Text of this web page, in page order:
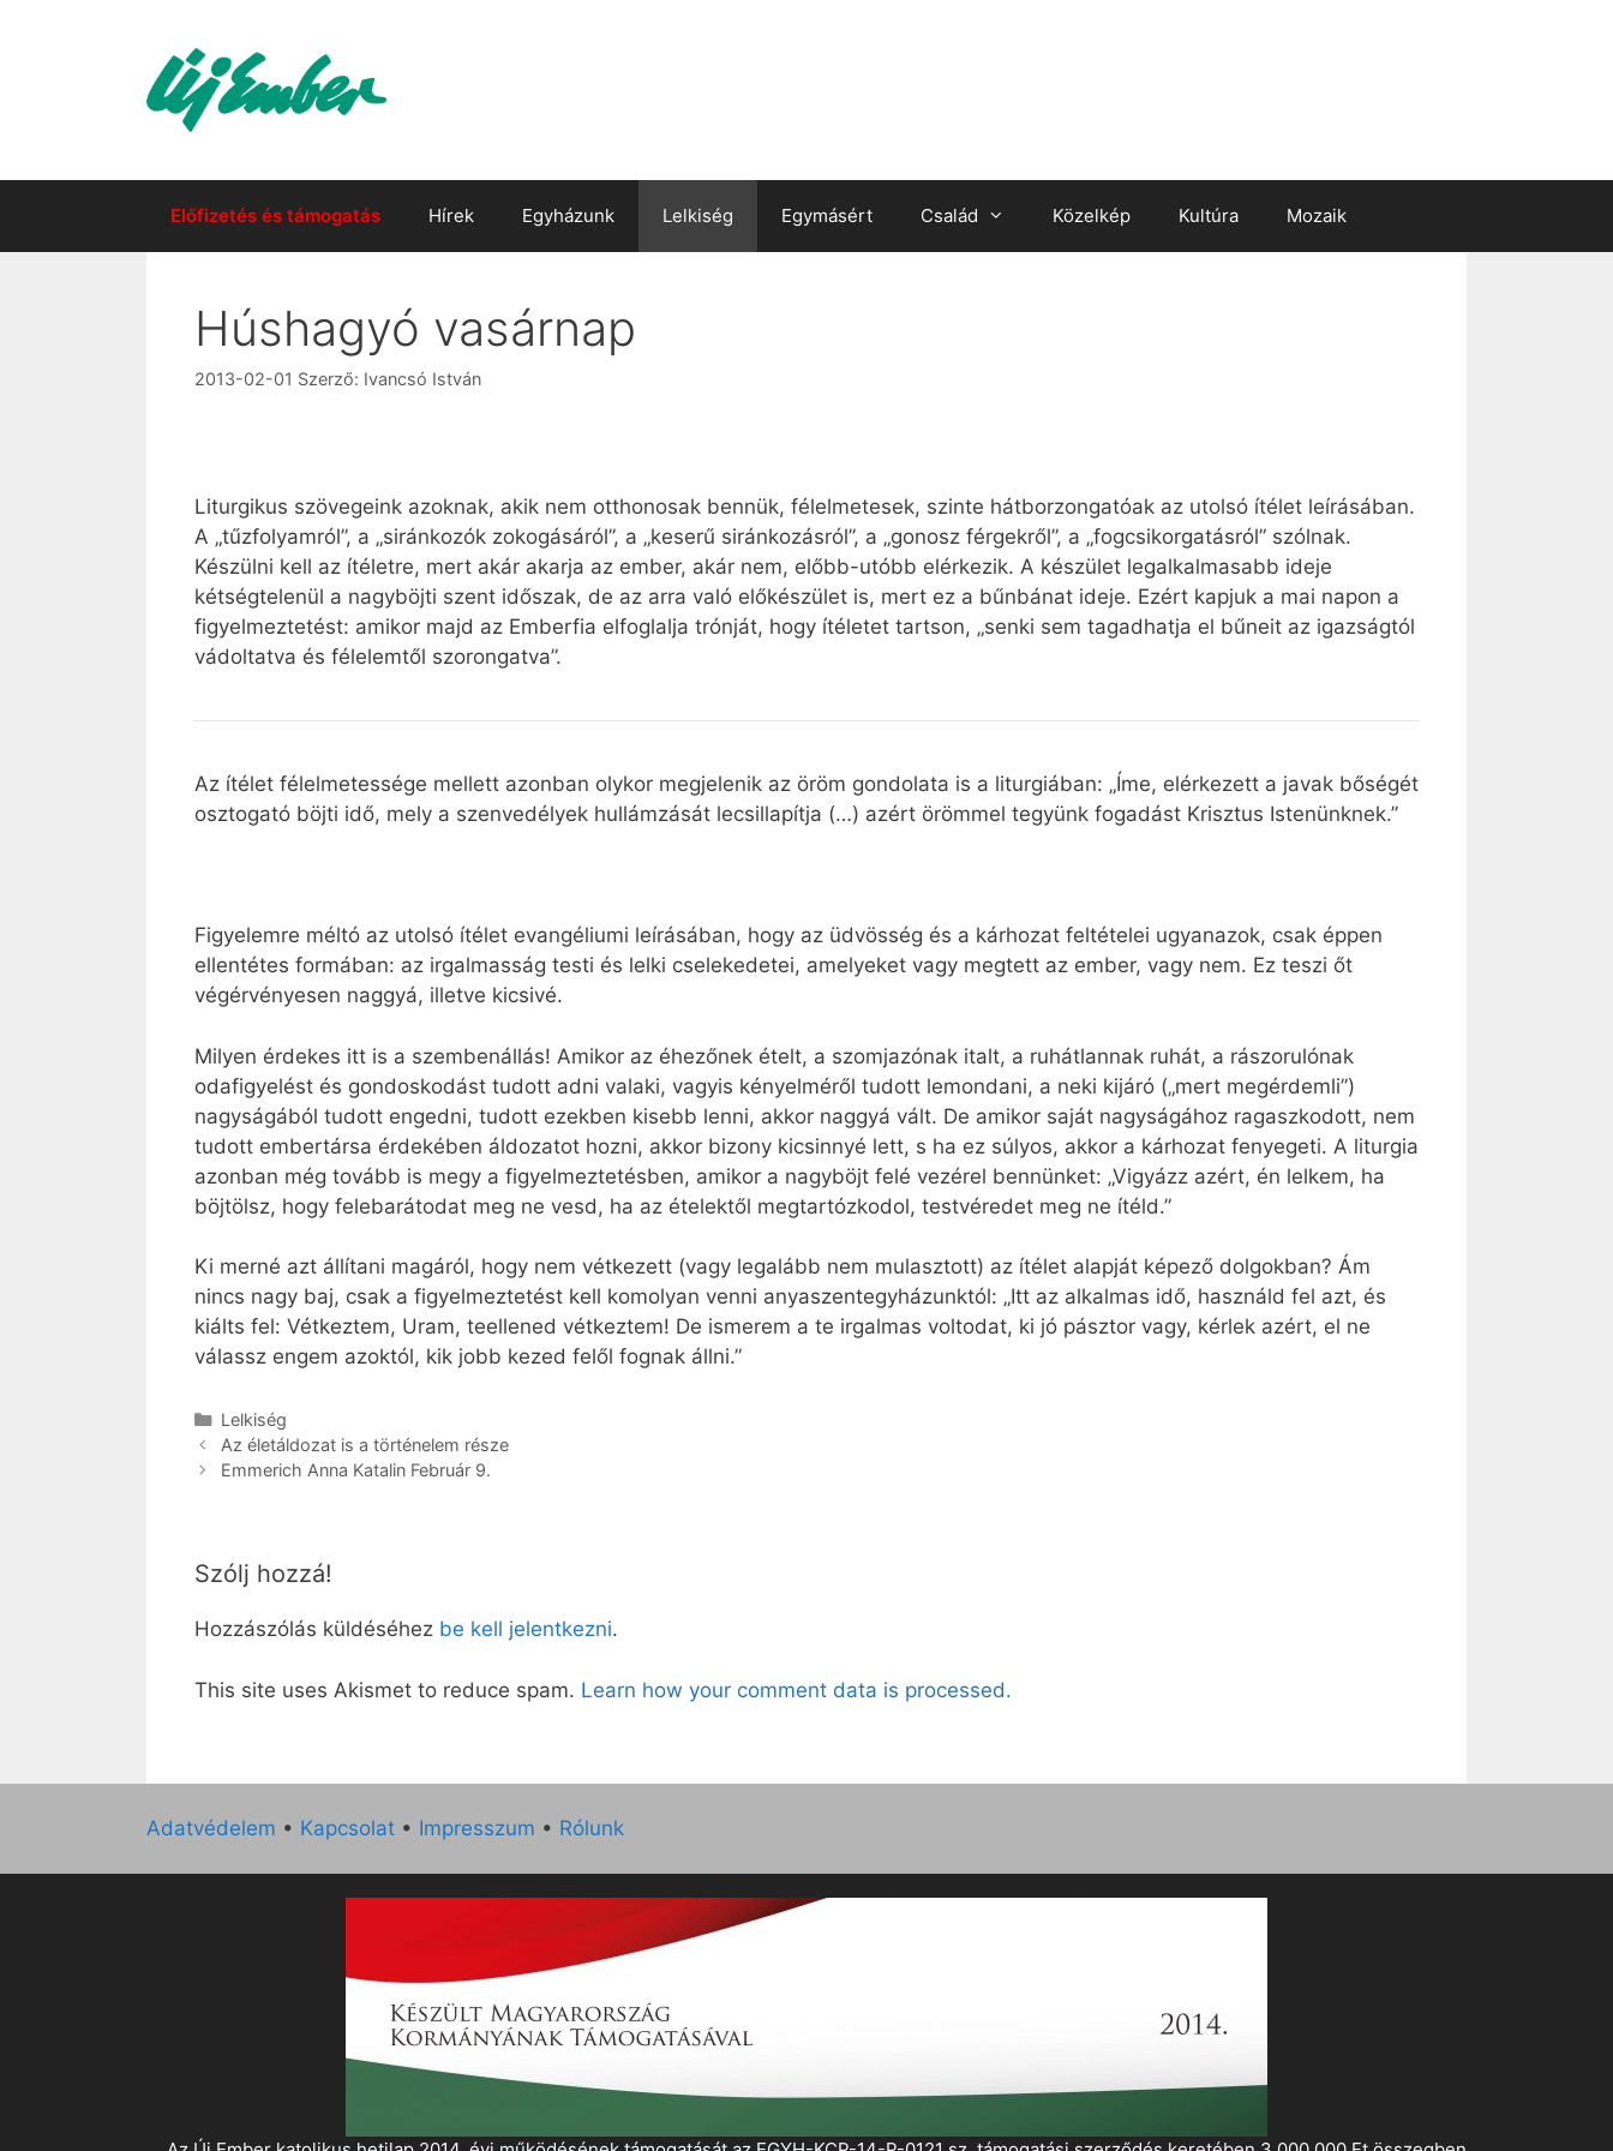
Előfizetés és támogatás Hírek Egyházunk Lelkiség Egymásért Család Közelkép Kultúra Mozaik
Húshagyó vasárnap
2013-02-01 Szerző: Ivancsó István
Liturgikus szövegeink azoknak, akik nem otthonosak bennük, félelmetesek, szinte hátborzongatóak az utolsó ítélet leírásában.
A „tűzfolyamról”, a „siránkozók zokogásáról”, a „keserű siránkozásról”, a „gonosz férgekről”, a „fogcsikorgatásról” szólnak.
Készülni kell az ítéletre, mert akár akarja az ember, akár nem, előbb-utóbb elérkezik. A készület legalkalmasabb ideje
kétségtelenül a nagyböjti szent időszak, de az arra való előkészület is, mert ez a bűnbánat ideje. Ezért kapjuk a mai napon a
figyelmeztetést: amikor majd az Emberfia elfoglalja trónját, hogy ítéletet tartson, „senki sem tagadhatja el bűneit az igazságtól
vádoltatva és félelemtől szorongatva”.
Az ítélet félelmetessége mellett azonban olykor megjelenik az öröm gondolata is a liturgiában: „Íme, elérkezett a javak bőségét
osztogató böjti idő, mely a szenvedélyek hullámzását lecsillapítja (…) azért örömmel tegyünk fogadást Krisztus Istenünknek.”
Figyelemre méltó az utolsó ítélet evangéliumi leírásában, hogy az üdvösség és a kárhozat feltételei ugyanazok, csak éppen
ellentétes formában: az irgalmasság testi és lelki cselekedetei, amelyeket vagy megtett az ember, vagy nem. Ez teszi őt
végérvényesen naggyá, illetve kicsivé.
Milyen érdekes itt is a szembenállás! Amikor az éhezőnek ételt, a szomjazónak italt, a ruhátlannak ruhát, a rászorulónak
odafigyelést és gondoskodást tudott adni valaki, vagyis kényelméről tudott lemondani, a neki kijáró („mert megérdemli”)
nagyságából tudott engedni, tudott ezekben kisebb lenni, akkor naggyá vált. De amikor saját nagyságához ragaszkodott, nem
tudott embertársa érdekében áldozatot hozni, akkor bizony kicsinnyé lett, s ha ez súlyos, akkor a kárhozat fenyegeti. A liturgia
azonban még tovább is megy a figyelmeztetésben, amikor a nagyböjt felé vezérel bennünket: „Vigyázz azért, én lelkem, ha
böjtölsz, hogy felebarátodat meg ne vesd, ha az ételektől megtartózkodol, testvéredet meg ne ítéld.”
Ki merné azt állítani magáról, hogy nem vétkezett (vagy legalább nem mulasztott) az ítélet alapját képező dolgokban? Ám
nincs nagy baj, csak a figyelmeztetést kell komolyan venni anyaszentegyházunktól: „Itt az alkalmas idő, használd fel azt, és
kiálts fel: Vétkeztem, Uram, teellened vétkeztem! De ismerem a te irgalmas voltodat, ki jó pásztor vagy, kérlek azért, el ne
válassz engem azoktól, kik jobb kezed felől fognak állni.”
Kategória
Lelkiség
Az életáldozat is a történelem része
Emmerich Anna Katalin Február 9.
Szólj hozzá!
Hozzászólás küldéséhez be kell jelentkezni.
This site uses Akismet to reduce spam. Learn how your comment data is processed.
Adatvédelem • Kapcsolat • Impresszum • Rólunk